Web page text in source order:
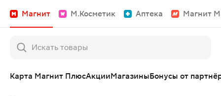
Магнит М.Косметик Аптека Магнит
Карта Магнит ПлюсАкцииМагазиныБонусы от